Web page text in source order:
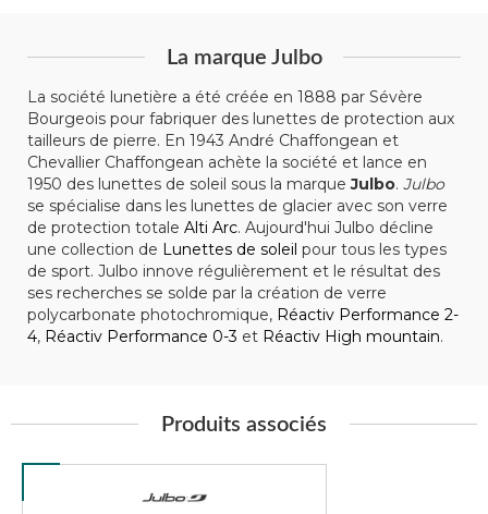
La marque Julbo
La société lunetière a été créée en 1888 par Sévère
Bourgeois pour fabriquer des lunettes de protection aux
tailleurs de pierre. En 1943 André Chaffongean et
Chevallier Chaffongean achète la société et lance en
1950 des lunettes de soleil sous la marqueJulbo. Julbo
se spécialise dans les lunettes de glacier avec son verre
de protection totale Alti Arc. Aujourd'hui Julbo décline
une collection de Lunettes de soleil pour tous les types
de sport. Julbo innove régulièrement et le résultat des
ses recherches se solde par la création de verre
polycarbonate photochromique, Réactiv Performance 2-
4, Réactiv Performance 0-3 et Réactiv High mountain.
Produits associés